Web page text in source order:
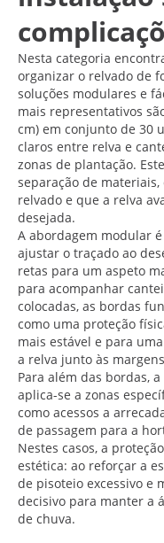
Nesta categoria
organizar o relvado de
soluções modulares e
mais representativos
cm) em conjunto de 30
claros entre relva e
zonas de plantação.
separação de
relvado e que a relva
desejada.
A abordagem modular
ajustar o traçado ao
retas para um aspeto
para acompanhar
colocadas, as bordas
como uma proteção
mais estável e para
a relva junto às
Para além das bordas,
aplica-se a zonas
como acessos a
de passagem para a
Nestes casos, a
estética: ao reforçar a
de pisoteio excessivo e
decisivo para manter a
de chuva.